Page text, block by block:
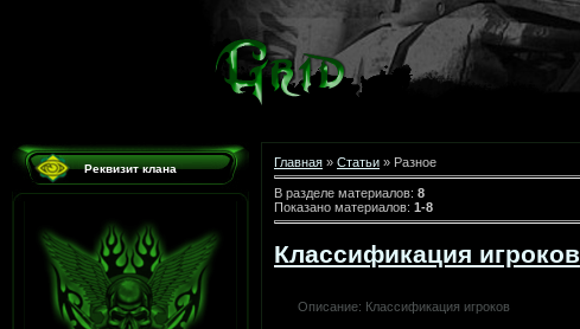
Реквизит клана Главная » Статьи » Разное
В разделе материалов: 8
Показано материалов: 1-8
Классификация игроков
Описание: Классификация игроков